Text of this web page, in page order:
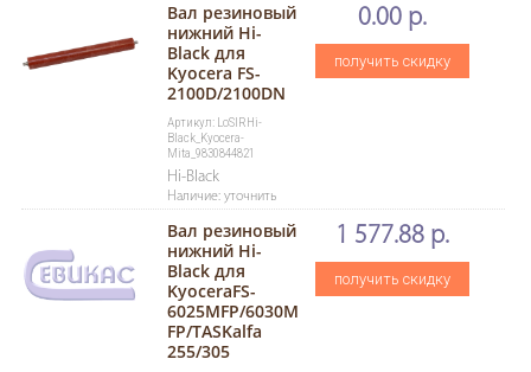
Вал резиновый
нижний Hi-
Black для
Kyocera FS-
2100D/2100DN
Артикул: LoSlRHi-
Black_Kyocera-
Mita_9830844821
Hi-Black
Наличие: уточнить
0.00 р.
получить скидку
Вал резиновый
нижний Hi-
Black для
KyoceraFS-
6025MFP/6030M
FP/TASKalfa
255/305
1 577.88 р.
получить скидку